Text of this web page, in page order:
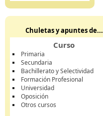
Chuletas y apuntes de...
Curso
Primaria
Secundaria
Bachillerato y Selectividad
Formación Profesional
Universidad
Oposición
Otros cursos